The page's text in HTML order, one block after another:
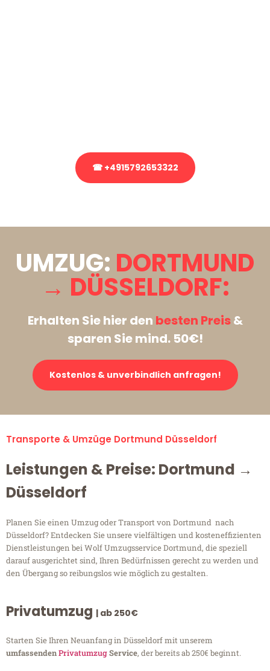
☎ +4915792653322
UMZUG: DORTMUND
→ DÜSSELDORF:
Erhalten Sie hier den besten Preis&
sparen Sie mind. 50€!
Kostenlos & unverbindlich anfragen!
Transporte & Umzüge Dortmund Düsseldorf
Leistungen & Preise: Dortmund →
Düsseldorf
Planen Sie einen Umzug oder Transport von Dortmund nach
Düsseldorf? Entdecken Sie unsere vielfältigen und kosteneffizienten
Dienstleistungen bei Wolf Umzugsservice Dortmund, die speziell
darauf ausgerichtet sind, Ihren Bedürfnissen gerecht zu werden und
den Übergang so reibungslos wie möglich zu gestalten.
Privatumzug | ab 250€
Starten Sie Ihren Neuanfang in Düsseldorf mit unserem
umfassendenPrivatumzugService, der bereits ab 250€ beginnt.